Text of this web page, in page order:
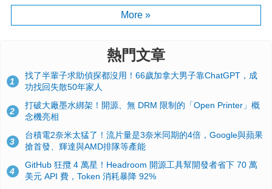
More »
熱門文章
1
找了半輩子求助偵探都沒用！66歲加拿大男子靠ChatGPT，成
功找回失散50年家人
2
打破大廠墨水綁架！開源、無 DRM 限制的「Open Printer」概
念機亮相
3
台積電2奈米太猛了！流片量是3奈米同期的4倍，Google與蘋果
搶首發、輝達與AMD排隊等產能
4
GitHub 狂攬 4 萬星！Headroom 開源工具幫開發者省下 70 萬
美元 API 費，Token 消耗暴降 92%